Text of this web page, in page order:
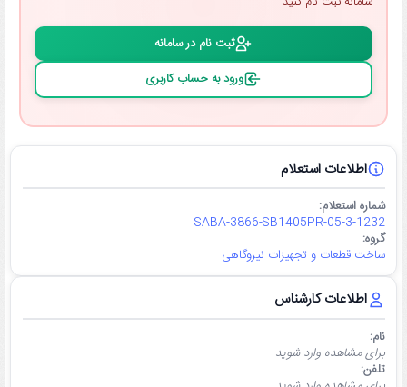
اطلاعات استعلام
شماره استعلام:
SABA-3866-SB1405PR-05-3-1232
گروه:
ساخت قطعات و تجهیزات نیروگاهی
اطلاعات کارشناس
نام:
برای مشاهده وارد شوید
تلفن:
ثبت ‌نام در سامانه
ورود به حساب کاربری